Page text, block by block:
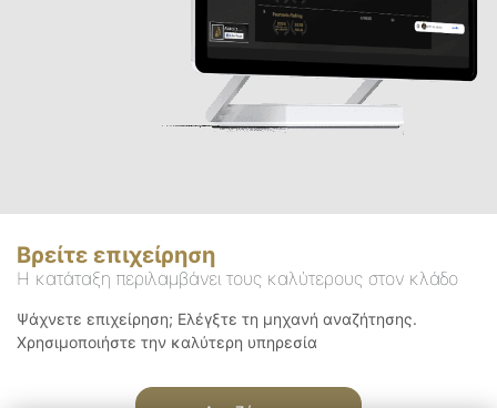
Βρείτε επιχείρηση
Η κατάταξη περιλαμβάνει τους καλύτερους στον κλάδο
Ψάχνετε επιχείρηση; Ελέγξτε τη μηχανή αναζήτησης.
Χρησιμοποιήστε την καλύτερη υπηρεσία